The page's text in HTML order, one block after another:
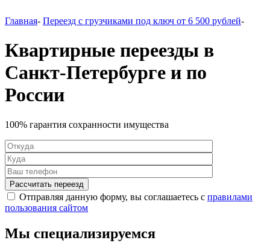
Главная- Переезд с грузчиками под ключ от 6 500 рублей-
Квартирные переезды в
Санкт-Петербурге и по
России
100% гарантия сохранности имущества
Отправляя данную форму, вы соглашаетесь с правилами
пользования сайтом
Мы специализируемся